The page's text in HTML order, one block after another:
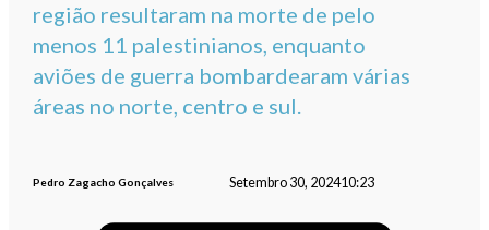
região resultaram na morte de pelo
menos 11 palestinianos, enquanto
aviões de guerra bombardearam várias
áreas no norte, centro e sul.
Pedro Zagacho Gonçalves Setembro 30, 202410:23